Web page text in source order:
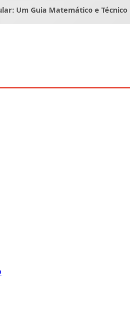
Um Guia Matemático e Técnico